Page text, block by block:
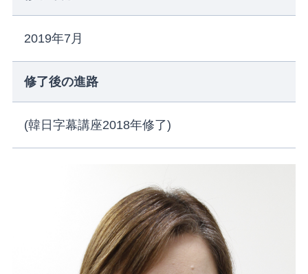
2019年7月
修了後の進路
(韓日字幕講座2018年修了)